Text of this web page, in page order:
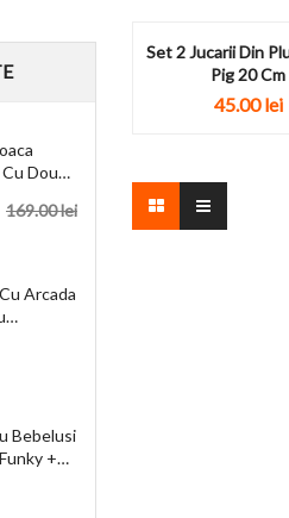
Doua
169.00lei
Arcada
Bebelusi
+
Set 2 Jucarii Din
Pig 20 Cm
45.00lei